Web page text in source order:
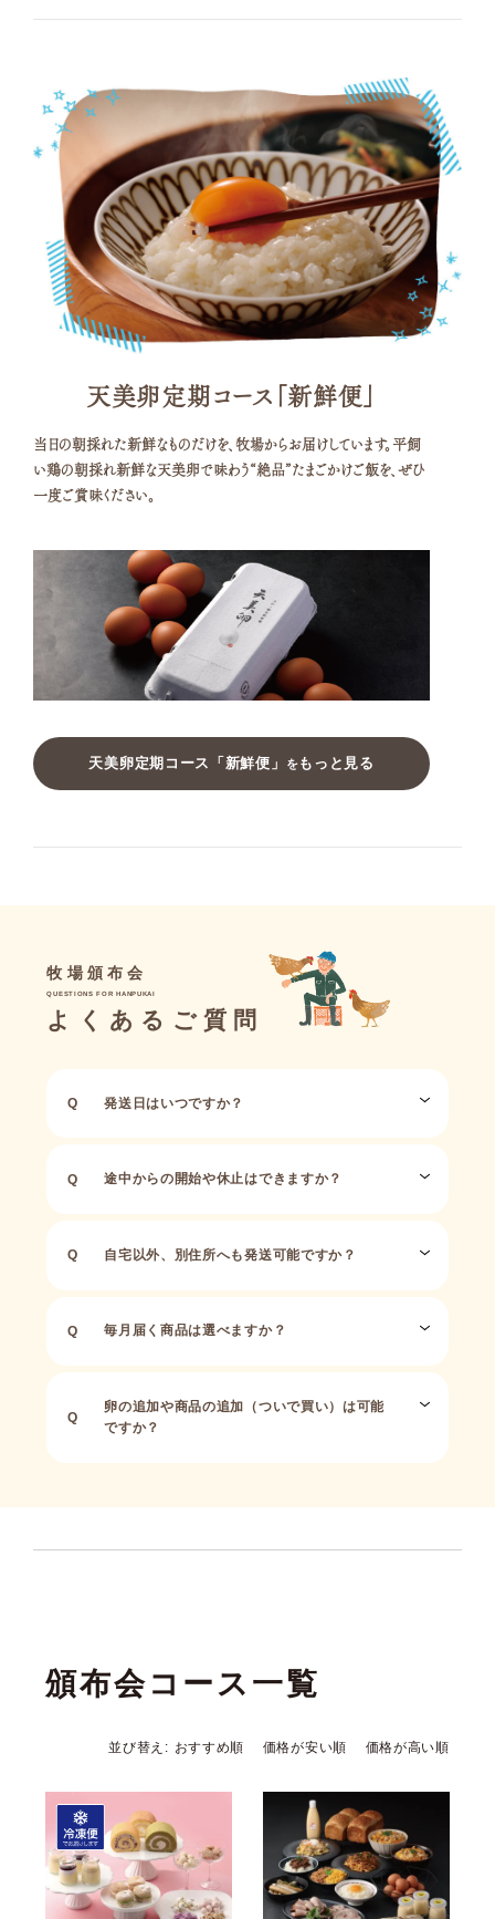
天美卵定期コース 「新鮮便」
当日の朝採れた新鮮なものだけを、牧場からお届けしています。平飼
い鶏の朝採れ新鮮な天美卵で味わう“絶品”たまごかけご飯を、ぜひ
一度ご賞味ください。
天美卵定期コース「新鮮便」 をもっと見る
牧場頒布会
QUESTIONSFOR HANPUKAI
よくあるご質問
発送日はいつですか？
途中からの開始や休止はできますか？
自宅以外、別住所へも発送可能ですか？
毎月届く商品は選べますか？
卵の追加や商品の追加（ついで買い）は可能
ですか？
頒布会コース一覧
並び替え おすすめ順 価格が安い順 価格が高い順